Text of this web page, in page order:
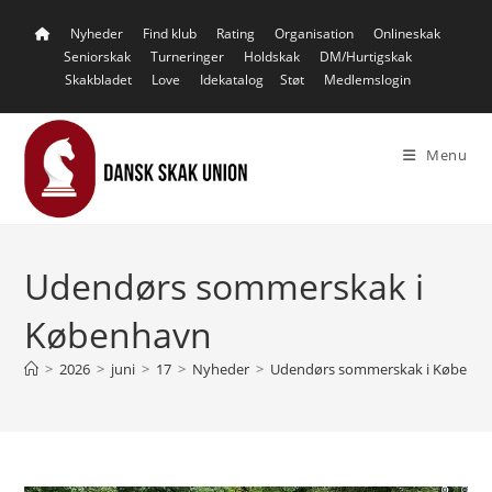
Nyheder Find klub Rating Organisation
Onlineskak
Seniorskak
Turneringer Holdskak
DM/Hurtigskak
Skakbladet
Love Idekatalog Støt Medlemslogin
Menu
Udendørs sommerskak i
København
> 2026 > juni > 17 > Nyheder > Udendørs sommerskak i